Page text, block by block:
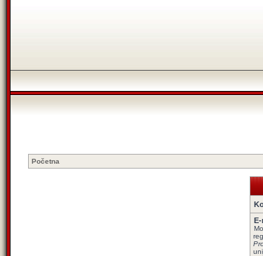
Početna